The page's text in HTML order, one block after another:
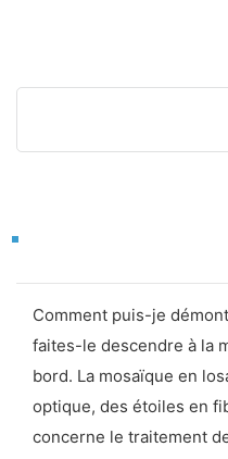
Comment puis-je
faites-le descendre à la
bord. La mosaïque en
optique, des étoiles en
concerne le traitement